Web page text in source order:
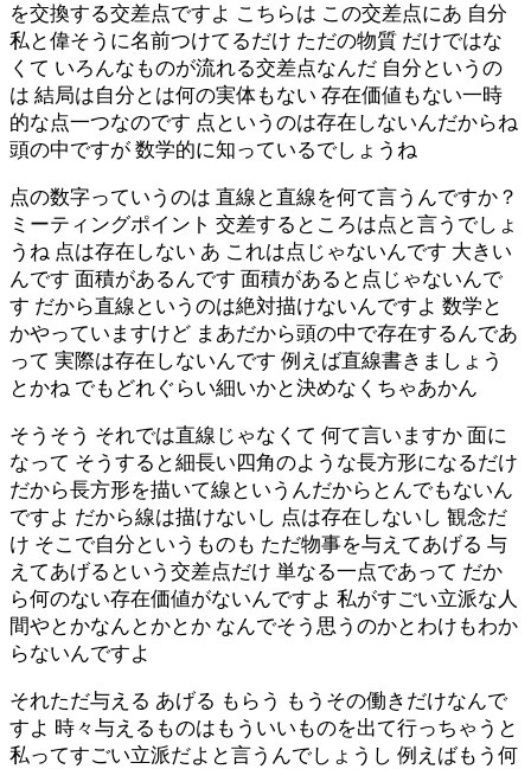
を交換する交差点ですよ こちらは この交差点にあ 自分
私と偉そうに名前つけてるだけ ただの物質 だけではな
くて いろんなものが流れる交差点なんだ 自分というの
は 結局は自分とは何の実体もない 存在価値もない一時
的な点一つなのです 点というのは存在しないんだからね
頭の中ですが 数学的に知っているでしょうね
点の数字っていうのは 直線と直線を何て言うんですか？
ミーティングポイント 交差するところは点と言うでしょ
うね 点は存在しない あ これは点じゃないんです 大きい
んです 面積があるんです 面積があると点じゃないんで
す だから直線というのは絶対描けないんですよ 数学と
かやっていますけど まあだから頭の中で存在するんであ
って 実際は存在しないんです 例えば直線書きましょう
とかね でもどれぐらい細いかと決めなくちゃあかん
そうそう それでは直線じゃなくて 何て言いますか 面に
なって そうすると細長い四角のような長方形になるだけ
だから長方形を描いて線というんだからとんでもないん
ですよ だから線は描けないし 点は存在しないし 観念だ
け そこで自分というものも ただ物事を与えてあげる 与
えてあげるという交差点だけ 単なる一点であって だか
ら何のない存在価値がないんですよ 私がすごい立派な人
間やとかなんとかとか なんでそう思うのかとわけもわか
らないんですよ
それただ与える あげる もらう もうその働きだけなんで
すよ 時々与えるものはもういいものを出て行っちゃうと
私ってすごい立派だよと言うんでしょうし 例えばもう何